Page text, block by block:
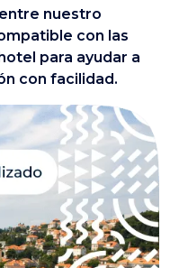
nuestro
con las
para ayudar a
con facilidad.